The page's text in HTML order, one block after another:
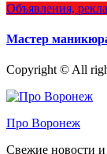
Объявления,
Мастер
Copyright © All
Про Воронеж
Свежие новости